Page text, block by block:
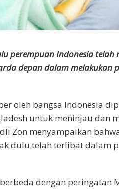
perempuan Indonesia telah
depan dalam melakukan
oleh bangsa Indonesia
untuk meninjau dan
Zon menyampaikan
dulu telah terlibat dalam
dengan peringatan